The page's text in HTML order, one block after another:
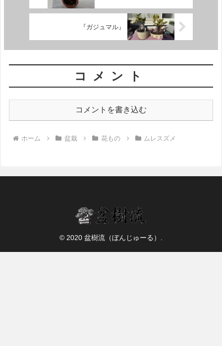
『ガジュマル』
コメント
コメントを書き込む
ホーム 盆栽 花もの ムレスズメ
© 2020 盆樹流（ぼんじゅーる）.